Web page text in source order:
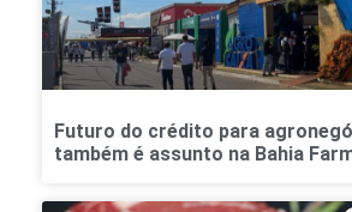
Futuro do crédito para
também é assunto na Bahia